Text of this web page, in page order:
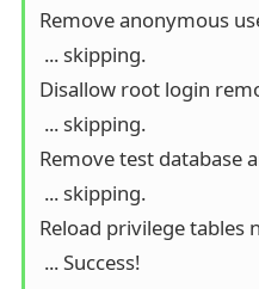
Remove anonymous users? [Y/n] y
... skipping.
Disallow root login remotely? [Y/n] n
... skipping.
Remove test database and access
... skipping.
Reload privilege tables now? [Y/n]